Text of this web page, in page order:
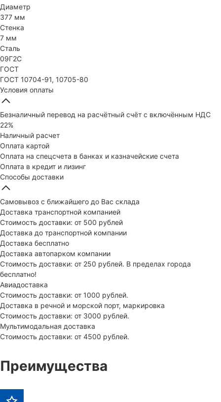
Диаметр
377 мм
Стенка
7 мм
Сталь
09Г2С
ГОСТ
ГОСТ 10704-91, 10705-80
Условия оплаты
Безналичный перевод на расчётный счёт с включённым НДС
22%
Наличный расчет
Оплата картой
Оплата на спецсчета в банках и казначейские счета
Оплата в кредит и лизинг
Способы доставки
Самовывоз с ближайшего до Вас склада
Доставка транспортной компанией
Стоимость доставки: от 500 рублей
Доставка до транспортной компании
Доставка бесплатно
Доставка автопарком компании
Стоимость доставки: от 250 рублей. В пределах города
бесплатно!
Авиадоставка
Стоимость доставки: от 1000 рублей.
Доставка в речной и морской порт, маркировка
Стоимость доставки: от 3000 рублей.
Мультимодальная доставка
Стоимость доставки: от 4500 рублей.
Преимущества